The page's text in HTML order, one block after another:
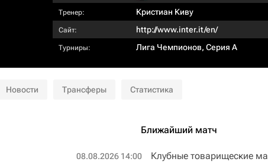
Тренер: Кристиан Киву
Сайт: http://www.inter.it/en/
Турниры: Лига Чемпионов, Серия А
Новости Трансферы Статистика
Ближайший матч
08.08.2026 14:00 Клубные товарищеские